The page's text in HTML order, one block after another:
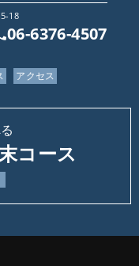
18
06-6376-4507
アクセス
コース